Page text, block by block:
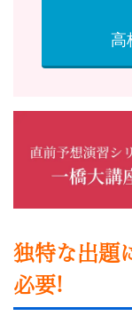
生）
式
サ
高
独特な出題
必要!